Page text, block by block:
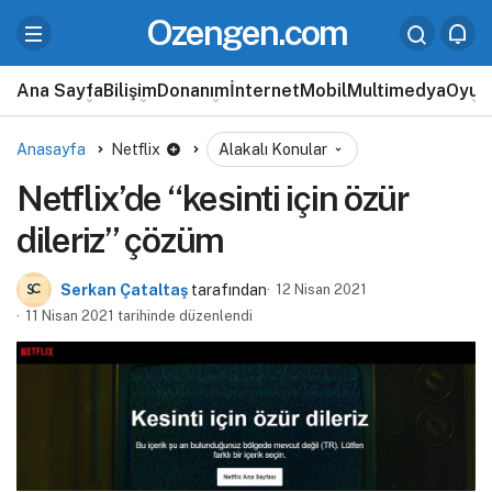
Ozengen.com
Ana SayfaBilişimDonanımİnternetMobilMultimedyaOyun
Anasayfa Netflix Alakalı Konular
Netflix’de “kesinti için özür
dileriz” çözüm
Serkan Çataltaş tarafından
12 Nisan 2021
11 Nisan 2021 tarihinde düzenlendi